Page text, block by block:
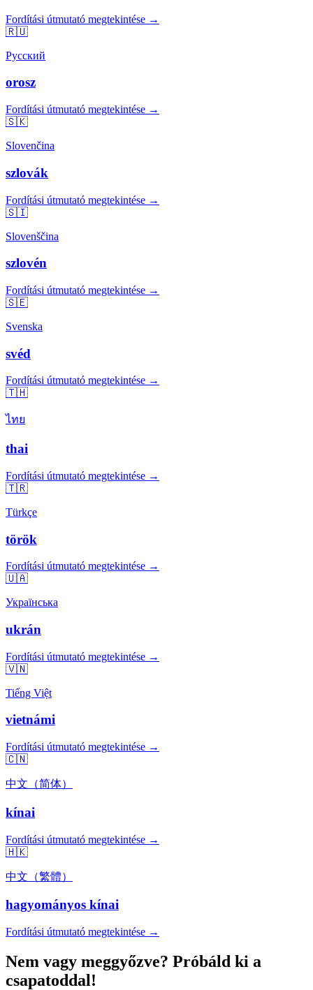
Fordítási útmutató megtekintése →
🇷🇺
Русский
orosz
Fordítási útmutató megtekintése →
🇸🇰
Slovenčina
szlovák
Fordítási útmutató megtekintése →
🇸🇮
Slovenščina
szlovén
Fordítási útmutató megtekintése →
🇸🇪
Svenska
svéd
Fordítási útmutató megtekintése →
🇹🇭
ไทย
thai
Fordítási útmutató megtekintése →
🇹🇷
Türkçe
török
Fordítási útmutató megtekintése →
🇺🇦
Українська
ukrán
Fordítási útmutató megtekintése →
🇻🇳
Tiếng Việt
vietnámi
Fordítási útmutató megtekintése →
🇨🇳
中文（简体）
kínai
Fordítási útmutató megtekintése →
🇭🇰
中文（繁體）
hagyományos kínai
Fordítási útmutató megtekintése →
Nem vagy meggyőzve? Próbáld ki a
csapatoddal!